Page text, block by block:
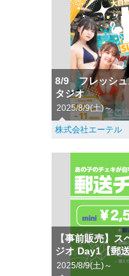
8/9 フレッシュ
タジオ
2025/8/9(土)～
株式会社エーテル
【事前販売】
ジオ Day1【郵
2025/8/9(土)～